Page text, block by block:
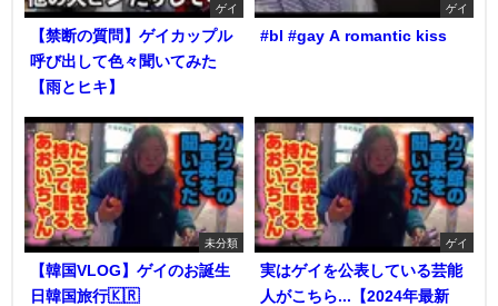
ゲイ
【禁断の質問】ゲイカップル
呼び出して色々聞いてみた
【雨とヒキ】
ゲイ
#bl #gay A romantic kiss
未分類
【韓国VLOG】ゲイのお誕生
日韓国旅行🇰🇷
ゲイ
実はゲイを公表している芸能
人がこちら...【2024年最新